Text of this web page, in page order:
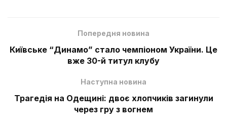
Попередня новина
Київське “Динамо” стало чемпіоном України. Це
вже 30-й титул клубу
Наступна новина
Трагедія на Одещині: двоє хлопчиків загинули
через гру з вогнем